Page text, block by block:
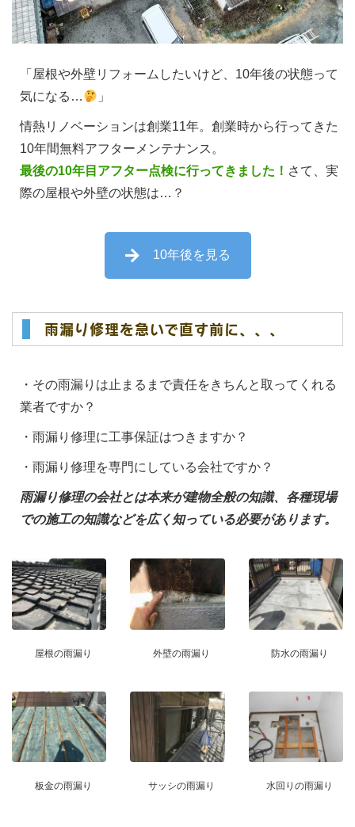
「屋根や外壁リフォームしたいけど、10年後の状態って
気になる…
」
情熱リノベーションは創業11年。創業時から行ってきた
10年間無料アフターメンテナンス。
最後の10年目アフター点検に行ってきました！ さて、実
際の屋根や外壁の状態は…？
10年後を見る
雨漏り修理を急いで直す前に、、、
・その雨漏りは止まるまで責任をきちんと取ってくれる
業者ですか？
・雨漏り修理に工事保証はつきますか？
・雨漏り修理を専門にしている会社ですか？
雨漏り修理の会社とは本来が建物全般の知識、各種現場
での施工の知識などを広く知っている必要があります。
屋根の雨漏り 外壁の雨漏り 防水の雨漏り
板金の雨漏り サッシの雨漏り 水回りの雨漏り